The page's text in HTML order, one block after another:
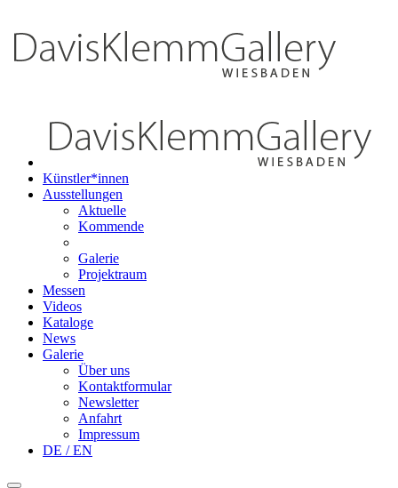
Künstler*innen
Ausstellungen
Aktuelle
Kommende
Galerie
Projektraum
Messen
Videos
Kataloge
News
Galerie
Über uns
Kontaktformular
Newsletter
Anfahrt
Impressum
DE / EN